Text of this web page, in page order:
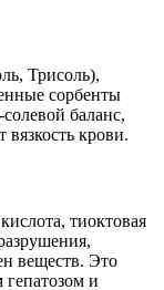
Трисоль),
сорбенты
баланс,
крови.
тиоктовая
веществ. Это
и